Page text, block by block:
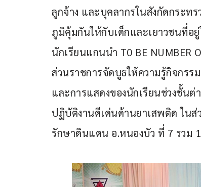
ลูกจ้าง และบุคลากรในสังกัดกระท
ภูมิคุ้มกันให้กับเด็กและเยาวชนที่อ
นักเรียนแกนนำ T0 BE NUMBER
ส่วนราชการจัดบูธให้ความรู้กิจกรร
และการแสดงของนักเรียนช่วงชั้น
ปฏิบัติงานดีเด่นด้านยาเสพติด ในส่
รักษาดินแดน อ.หนองบัว ที่ 7 รวม